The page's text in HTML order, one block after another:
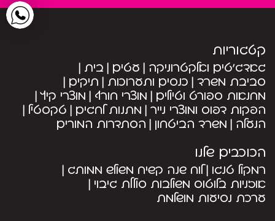
קטגוריות
גאדג’טים ואלקטרוניקה עטים בית
סביבת משרד כנסים ותערוכות תיקים
מחנאות ספורט וטיולים מוצרי חורף מוצרי קיץ
הפקות דפוס ומוצרי נייר מתנות לחגים טקסטיל
הנעלה משרד הביטחון הסתדרות המורים
הכוכבים שלנו
רמקול טנגו לוח שנה קשיח משולש ממותג
אוזניות בלוטוס משולבות סוללת גיבוי
ערכת נסיעות מושלמת